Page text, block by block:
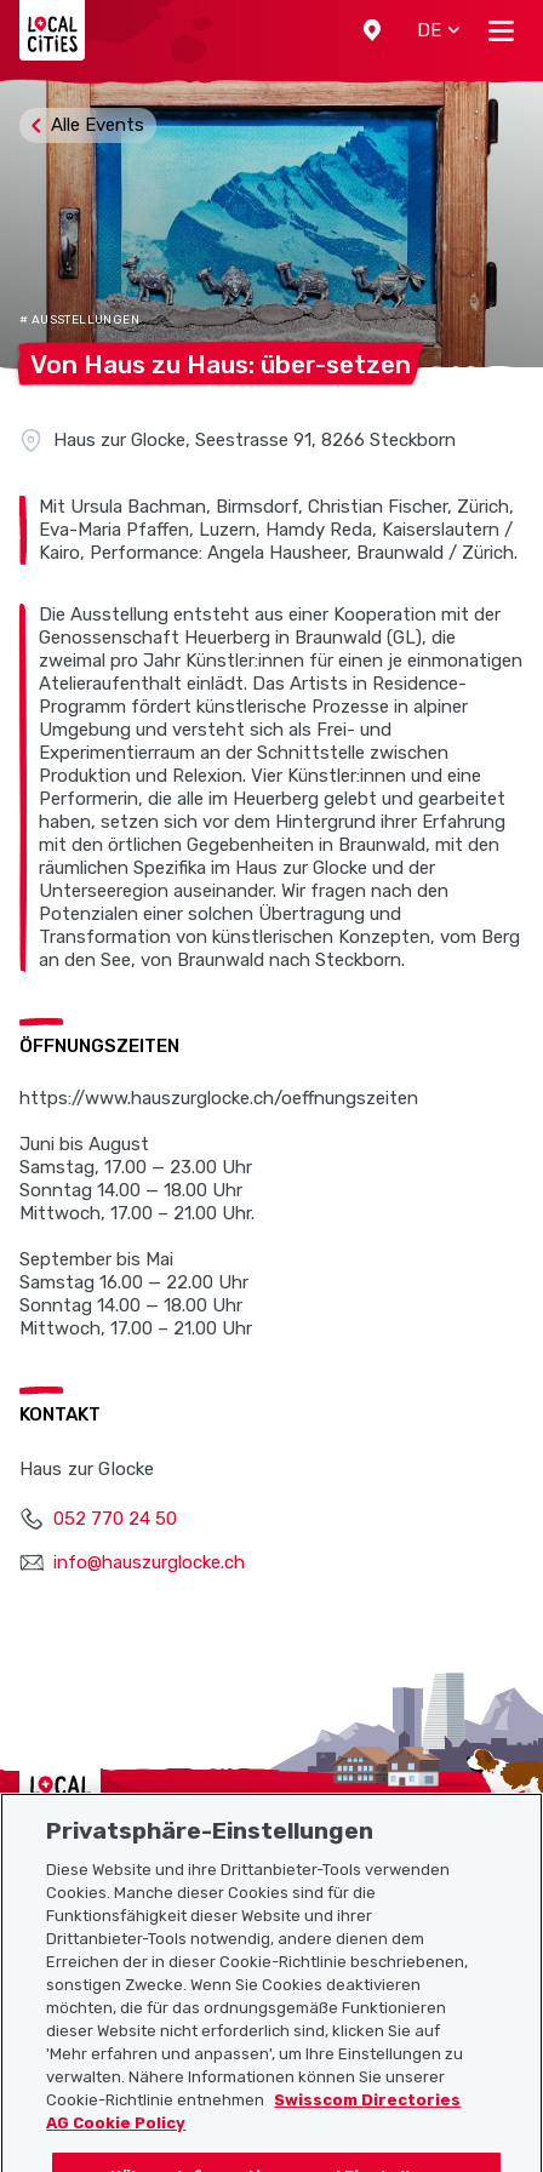
DE
Alle Events
# AUSSTELLUNGEN
Von Haus zu Haus: über-setzen
Haus zur Glocke, Seestrasse 91, 8266 Steckborn
Mit Ursula Bachman, Birmsdorf, Christian Fischer, Zürich,
Eva-Maria Pfaffen, Luzern, Hamdy Reda, Kaiserslautern /
Kairo, Performance: Angela Hausheer, Braunwald / Zürich.
Die Ausstellung entsteht aus einer Kooperation mit der
Genossenschaft Heuerberg in Braunwald (GL), die
zweimal pro Jahr Künstler:innen für einen je einmonatigen
Atelieraufenthalt einlädt. Das Artists in Residence-
Programm fördert künstlerische Prozesse in alpiner
Umgebung und versteht sich als Frei- und
Experimentierraum an der Schnittstelle zwischen
Produktion und Relexion. Vier Künstler:innen und eine
Performerin, die alle im Heuerberg gelebt und gearbeitet
haben, setzen sich vor dem Hintergrund ihrer Erfahrung
mit den örtlichen Gegebenheiten in Braunwald, mit den
räumlichen Spezifika im Haus zur Glocke und der
Unterseeregion auseinander. Wir fragen nach den
Potenzialen einer solchen Übertragung und
Transformation von künstlerischen Konzepten, vom Berg
an den See, von Braunwald nach Steckborn.
ÖFFNUNGSZEITEN
https://www.hauszurglocke.ch/oeffnungszeiten
Juni bis August
Samstag, 17.00 — 23.00 Uhr
Sonntag 14.00 — 18.00 Uhr
Mittwoch, 17.00 – 21.00 Uhr.
September bis Mai
Samstag 16.00 — 22.00 Uhr
Sonntag 14.00 — 18.00 Uhr
Mittwoch, 17.00 – 21.00 Uhr
KONTAKT
Haus zur Glocke
052 770 24 50
info@hauszurglocke.ch
Localcities
Sitemap
Nützliche Links
Localcities App herunterladen
Privatsphäre-Einstellungen
Diese Website und ihre Drittanbieter-Tools verwenden
Cookies. Manche dieser Cookies sind für die
Funktionsfähigkeit dieser Website und ihrer
Drittanbieter-Tools notwendig, andere dienen dem
Erreichen der in dieser Cookie-Richtlinie beschriebenen,
sonstigen Zwecke. Wenn Sie Cookies deaktivieren
möchten, die für das ordnungsgemäße Funktionieren
dieser Website nicht erforderlich sind, klicken Sie auf
'Mehr erfahren und anpassen', um Ihre Einstellungen zu
verwalten. Nähere Informationen können Sie unserer
Cookie-Richtlinie entnehmen
Swisscom Directories
AG Cookie Policy